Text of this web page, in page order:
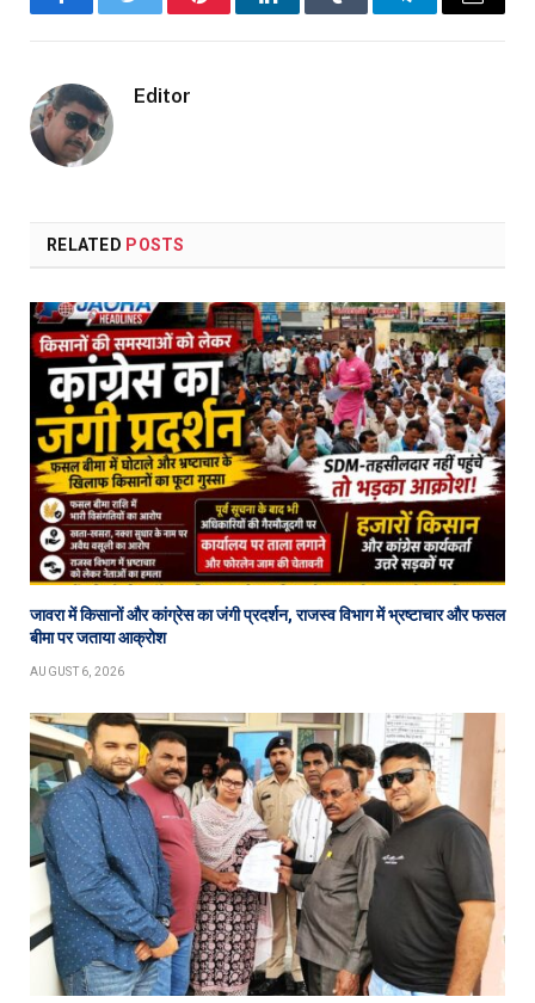
FacebookTwitter PinterestLinkedInTumblr TelegramEmail
Editor
RELATED POSTS
जावरा में किसानों और कांग्रेस का जंगी प्रदर्शन, राजस्व विभाग में भ्रष्टाचार और फसल
बीमा पर जताया आक्रोश
AUGUST 6, 2026